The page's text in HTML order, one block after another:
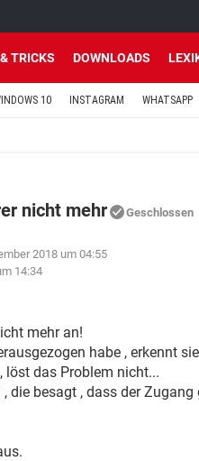
TRICKS DOWNLOADS
10 INSTAGRAM WHATSAPP
nicht mehr Geschlossen
2018 um 04:55
14:34
mehr an!
habe , erkennt
löst das Problem nicht...
die besagt , dass der Zugang